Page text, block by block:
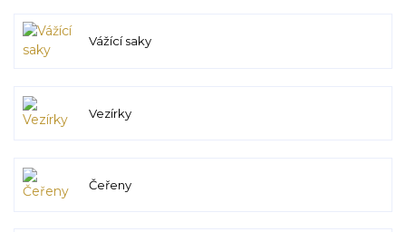
Vážící saky
Vezírky
Čeřeny